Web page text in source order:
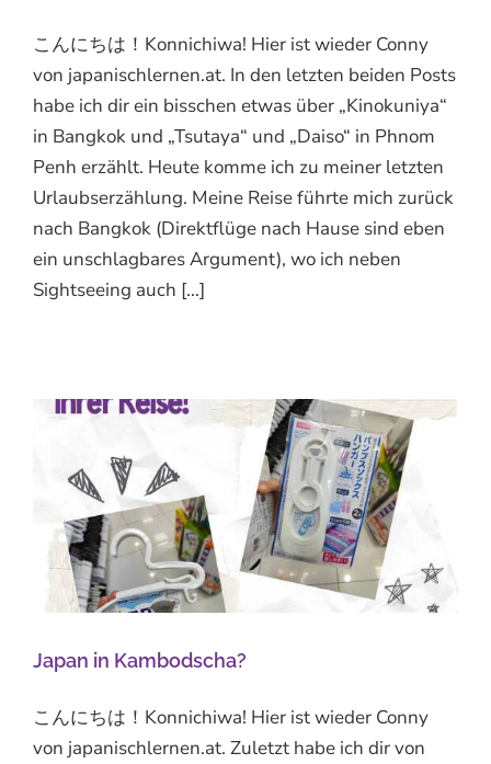
こんにちは！Konnichiwa! Hier ist wieder Conny
von japanischlernen.at. In den letzten beiden Posts
habe ich dir ein bisschen etwas über „Kinokuniya“
in Bangkok und „Tsutaya“ und „Daiso“ in Phnom
Penh erzählt. Heute komme ich zu meiner letzten
Urlaubserzählung. Meine Reise führte mich zurück
nach Bangkok (Direktflüge nach Hause sind eben
ein unschlagbares Argument), wo ich neben
Sightseeing auch [...]
Japan in Kambodscha?
こんにちは！Konnichiwa! Hier ist wieder Conny
von japanischlernen.at. Zuletzt habe ich dir von